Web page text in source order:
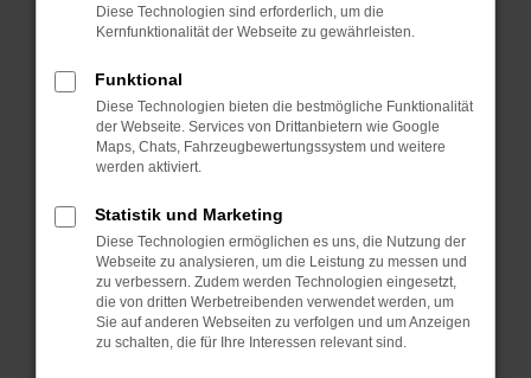
verhindern. Funktioniert die Seite in einem
Fenster?
Starte dein Gerät neu.
Das kann manchmal helfen, vorübergehende
Probleme zu beheben.
Betriebssystem auf dem neuesten Stand
sind.
Veraltete Software birgt nicht nur ein
Sicherheitsrisiko, sondern kann auch dazu
führen, dass bestimmte Funktionen nicht mehr
unterstützt werden.
Diese Technologien sind erforderlich, um die
Kernfunktionalität der Webseite zu gewährleisten.
Funktional
Diese Technologien bieten die bestmögliche Funktionalität
der Webseite. Services von Drittanbietern wie Google
Maps, Chats, Fahrzeugbewertungssystem und weitere
werden aktiviert.
Statistik und Marketing
Diese Technologien ermöglichen es uns, die Nutzung der
Webseite zu analysieren, um die Leistung zu messen und
zu verbessern. Zudem werden Technologien eingesetzt,
die von dritten Werbetreibenden verwendet werden, um
Sie auf anderen Webseiten zu verfolgen und um Anzeigen
zu schalten, die für Ihre Interessen relevant sind.